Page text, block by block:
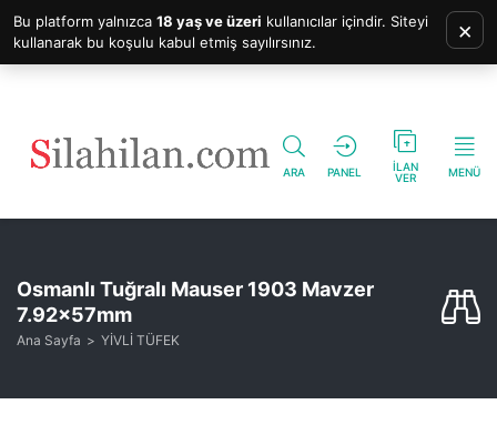
ARA PANEL
İLAN
VER
MENÜ
Osmanlı Tuğralı Mauser 1903 Mavzer
7.92x57mm
Ana Sayfa YİVLİ TÜFEK
Bu platform yalnızca 18 yaş ve üzeri kullanıcılar içindir. Siteyi
kullanarak bu koşulu kabul etmiş sayılırsınız.
×